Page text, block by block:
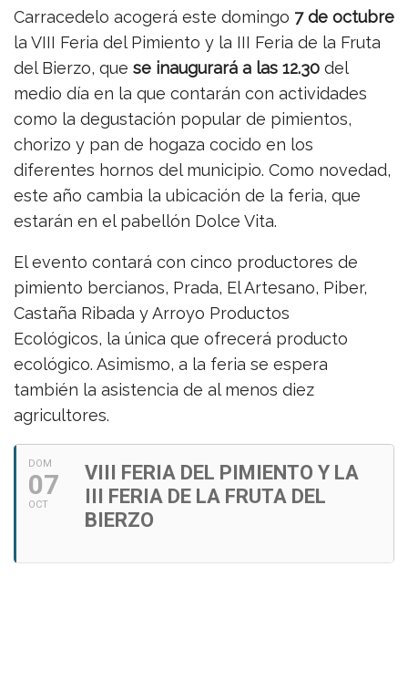
Carracedelo acogerá este domingo 7 de octubre
la VIII Feria del Pimiento y la III Feria de la Fruta
del Bierzo, que se inaugurará a las 12.30 del
medio día en la que contarán con actividades
como la degustación popular de pimientos,
chorizo y pan de hogaza cocido en los
diferentes hornos del municipio. Como novedad,
este año cambia la ubicación de la feria, que
estarán en el pabellón Dolce Vita.
El evento contará con cinco productores de
pimiento bercianos, Prada, El Artesano, Piber,
Castaña Ribada y Arroyo Productos
Ecológicos, la única que ofrecerá producto
ecológico. Asimismo, a la feria se espera
también la asistencia de al menos diez
agricultores.
DOM
07
OCT
VIII FERIA DEL PIMIENTO Y LA
III FERIA DE LA FRUTA DEL
BIERZO